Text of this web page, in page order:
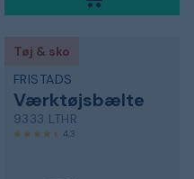
Tøj & sko
FRISTADS
Værktøjsbælte
9333 LTHR
4,3